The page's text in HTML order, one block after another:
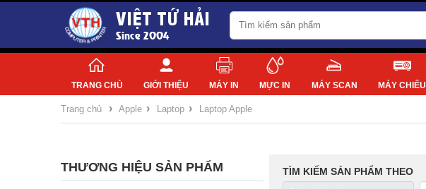
VIỆT TỨ HẢI
Since 2004
TRANG CHỦ GIỚI THIỆU MÁY IN MỰC IN MÁY SCAN MÁY CHIẾU
Trang chủ › Apple › Laptop › Laptop Apple
THƯƠNG HIỆU SẢN PHẨM TÌM KIẾM SẢN PHẨM THEO